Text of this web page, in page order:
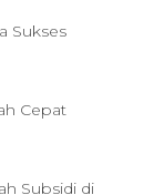
Sukses
Cepat
Subsidi di